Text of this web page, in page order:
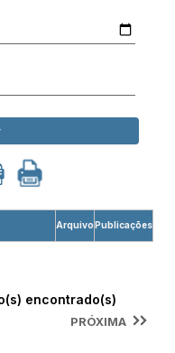
ArquivoPublicações
encontrado(s)
PRÓXIMA